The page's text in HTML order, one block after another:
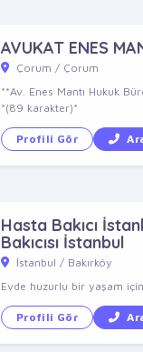
AVUKAT ENES
Çorum / Çorum
**Av. Enes Mantı Hukuk
*(89 karakter)*
Profili Gör
Hasta Bakıcı
Bakıcısı İstanbul
İstanbul / Bakırköy
Evde huzurlu bir yaşam
Profili Gör